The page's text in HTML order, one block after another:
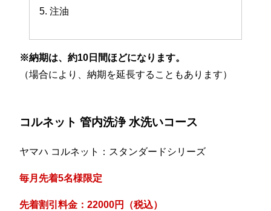
5. 注油
※納期は、約10日間ほどになります。
（場合により、納期を延長することもあります）
コルネット 管内洗浄 水洗いコース
ヤマハ コルネット：スタンダードシリーズ
毎月先着5名様限定
先着割引料金：22000円（税込）